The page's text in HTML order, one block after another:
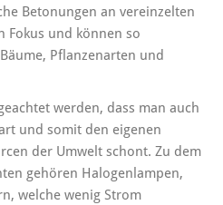
Betonungen an vereinzelten
Fokus und können so
Pflanzenarten und
werden, dass man auch
und somit den eigenen
der Umwelt schont. Zu dem
gehören Halogenlampen,
welche wenig Strom